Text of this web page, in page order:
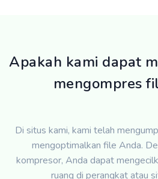
Apakah kami dapat
mengompres
Di situs kami, kami telah
mengoptimalkan file Anda.
kompresor, Anda dapat
ruang di perangkat atau